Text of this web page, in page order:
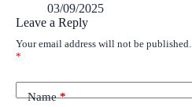
03/09/2025
Leave a Reply
Your email address will not be published.
*
Name*